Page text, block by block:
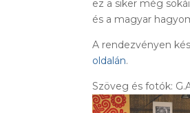
ez a siker még
és a magyar
A rendezvényen
oldalán.
Szöveg és fotók: